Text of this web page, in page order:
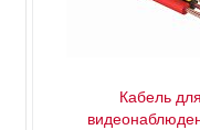
Кабель для